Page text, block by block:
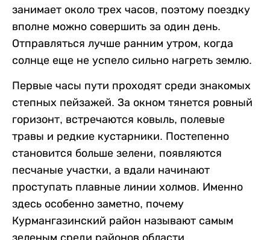
занимает около трех часов, поэтому поездку
вполне можно совершить за один день.
Отправляться лучше ранним утром, когда
солнце еще не успело сильно нагреть землю.
Первые часы пути проходят среди знакомых
степных пейзажей. За окном тянется ровный
горизонт, встречаются ковыль, полевые
травы и редкие кустарники. Постепенно
становится больше зелени, появляются
песчаные участки, а вдали начинают
проступать плавные линии холмов. Именно
здесь особенно заметно, почему
Курмангазинский район называют самым